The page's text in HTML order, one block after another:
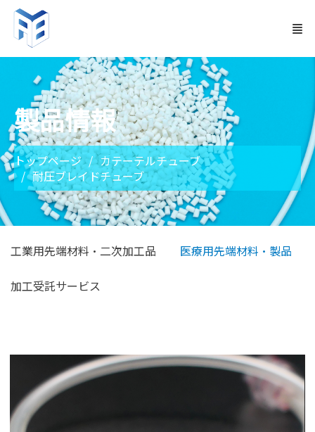
製品情報
トップページ
カテーテルチューブ
耐圧ブレイドチューブ
工業用先端材料・二次加工品 医療用先端材料・製品
加工受託サービス